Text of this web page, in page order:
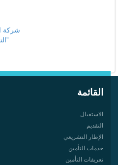
القائمة
الاستقبال
التقديم
الإطار التشريعي
خدمات التأمين
تعريفات التأمين